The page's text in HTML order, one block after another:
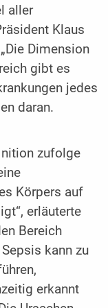
aller
Klaus
Dimension
gibt es
jedes
daran.
zufolge
Körpers auf
erläuterte
Bereich
Sepsis kann zu
erkannt